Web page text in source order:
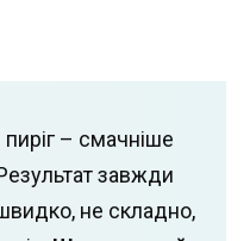
– смачніше
завжди
не складно,